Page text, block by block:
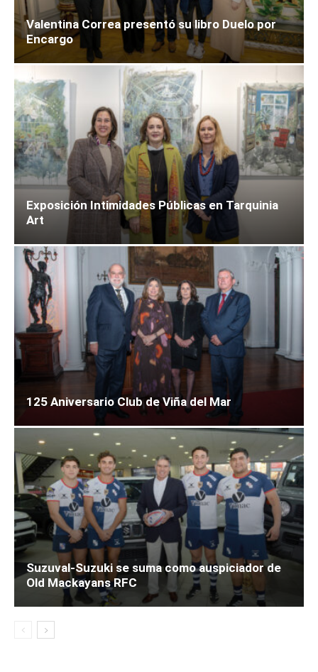
Valentina Correa presentó su libro Duelo por
Encargo
Exposición Intimidades Públicas en Tarquinia
Art
125 Aniversario Club de Viña del Mar
Suzuval-Suzuki se suma como auspiciador de
Old Mackayans RFC